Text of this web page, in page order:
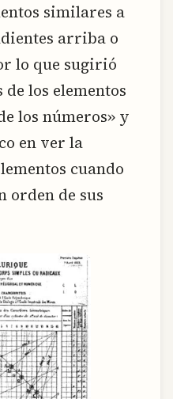
similares a
arriba o
lo que sugirió
los elementos
los números» y
en ver la
cuando
orden de sus